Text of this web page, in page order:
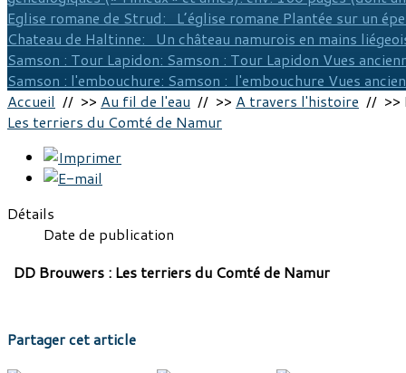
Eglise romane de Strud: L’église romane Plantée sur un
Chateau de Haltinne: Un château namurois en mains
Samson : Tour Lapidon: Samson : Tour Lapidon Vues
Samson : l'embouchure: Samson : l'embouchure Vues
Accueil // >> Au fil de l'eau // >> A travers l'histoire // >>
Les terriers du Comté de Namur
Détails
Date de publication
DD Brouwers : Les terriers du Comté de Namur
Partager cet article